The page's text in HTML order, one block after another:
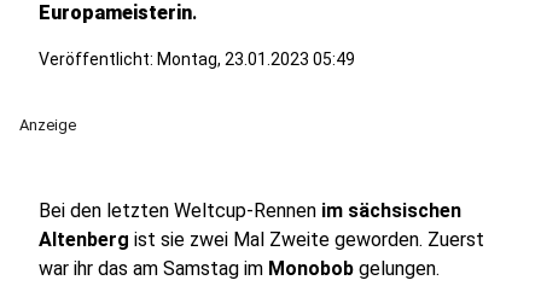
Europameisterin.
Veröffentlicht: Montag, 23.01.2023 05:49
Anzeige
Bei den letzten Weltcup-Rennen im sächsischen
Altenberg ist sie zwei Mal Zweite geworden. Zuerst
war ihr das am Samstag im Monobob gelungen.